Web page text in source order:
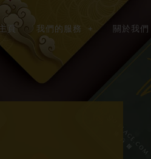
頁 我們的服務 關於我們